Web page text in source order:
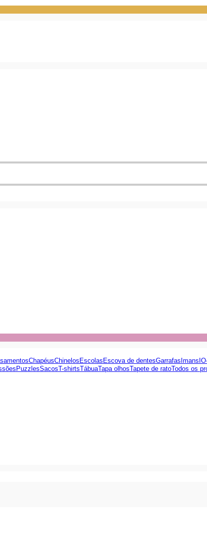
ChapéusChinelos Escolas Escova de dentesGarrafas Imans
PuzzlesSacosT-shirtsTábuaTapa olhosTapete de ratoTodos os